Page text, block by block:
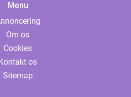
Menu
Om os
Cookies
Kontakt os
Sitemap